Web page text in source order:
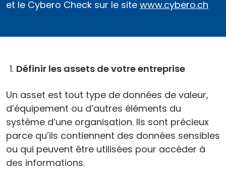
et le Cybero Check sur le site www.cybero.ch
Définir les assets de votre ­entreprise
Un asset est tout type de données de valeur,
d’équipement ou d’autres éléments du
système d’une organisation. Ils sont précieux
parce qu’ils contiennent des données ­sensibles
ou qui peuvent être utilisées pour accéder à
des informations.